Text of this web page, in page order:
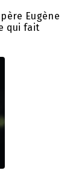
Eugène
qui fait